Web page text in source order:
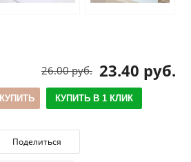
23.40 руб.
26.00 руб.
КУПИТЬ КУПИТЬ В 1 КЛИК
Поделиться